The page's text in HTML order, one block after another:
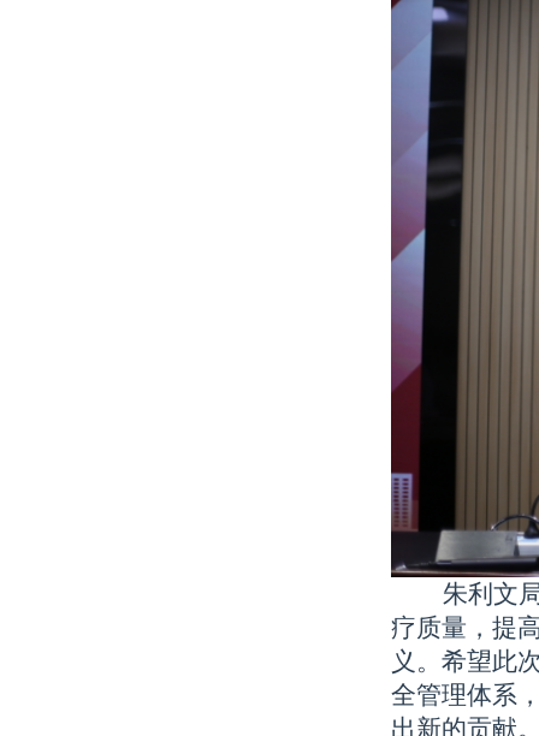
朱利文
疗质量，提
义。希望此
全管理体系
出新的贡献